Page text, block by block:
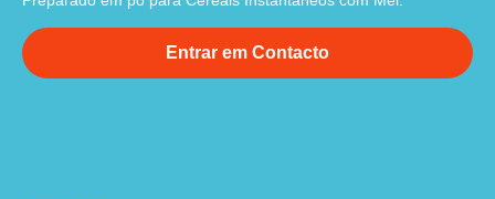
Entrar em Contacto